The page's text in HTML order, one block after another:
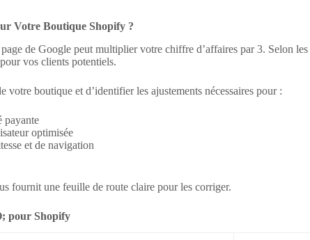
Votre Boutique Shopify ?
de Google peut multiplier votre chiffre d’affaires par 3. Selon les
vos clients potentiels.
boutique et d’identifier les ajustements nécessaires pour :
payante
optimisée
et de navigation
fournit une feuille de route claire pour les corriger.
pour Shopify